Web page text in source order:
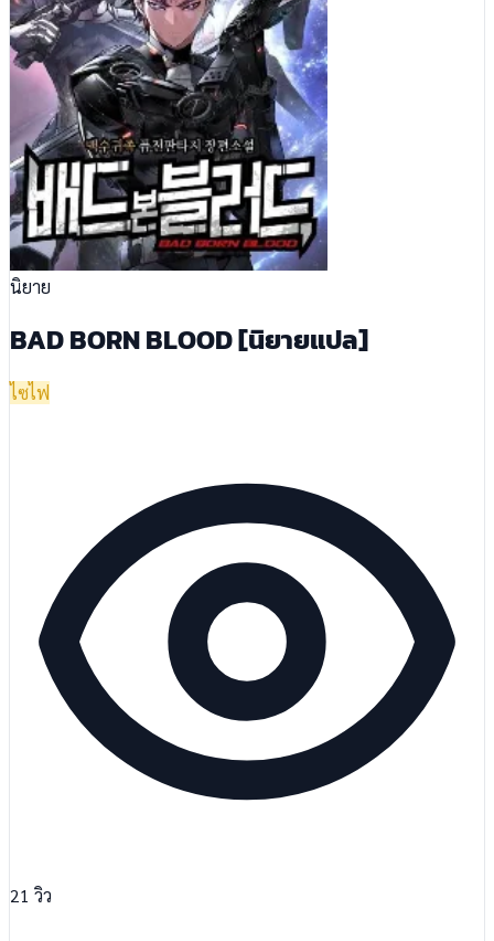
นิยาย
BAD BORN BLOOD [นิยายแปล]
ไซไฟ
21 วิว